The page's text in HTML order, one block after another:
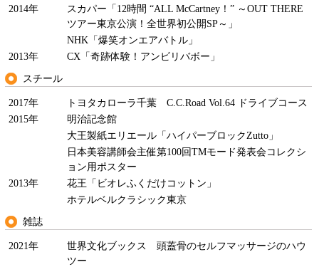
2014年
スカパー「12時間 “ALL McCartney！” ～OUT THERE
ツアー東京公演！全世界初公開SP～」
NHK「爆笑オンエアバトル」
2013年
CX「奇跡体験！アンビリバボー」
スチール
2017年
トヨタカローラ千葉 C.C.Road Vol.64 ドライブコース
2015年
明治記念館
大王製紙エリエール「ハイパーブロックZutto」
日本美容講師会主催第100回TMモード発表会コレクシ
ョン用ポスター
2013年
花王「ビオレふくだけコットン」
ホテルベルクラシック東京
雑誌
2021年
世界文化ブックス 頭蓋骨のセルフマッサージのハウ
ツー